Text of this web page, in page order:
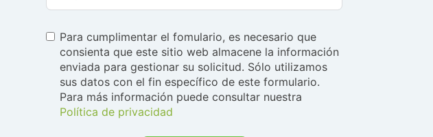
Para cumplimentar el fomulario, es necesario que
consienta que este sitio web almacene la información
enviada para gestionar su solicitud. Sólo utilizamos
sus datos con el fin específico de este formulario.
Para más información puede consultar nuestra
Política de privacidad